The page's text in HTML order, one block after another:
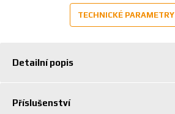
TECHNICKÉ PARAMETRY
Detailní popis
Příslušenství